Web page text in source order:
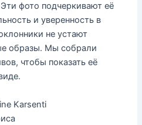
фото подчеркивают её
и уверенность в
не устают
образы. Мы собрали
чтобы показать её
Karsenti